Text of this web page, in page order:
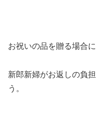
お祝いの品を贈る場合に
新郎新婦がお返しの負
う。